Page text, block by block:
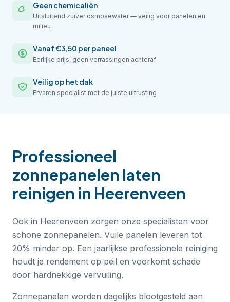
Geen chemicaliën
Uitsluitend zuiver osmosewater — veilig voor panelen en
milieu
Vanaf €3,50 per paneel
Eerlijke prijs, geen verrassingen achteraf
Veilig op het dak
Ervaren specialist met de juiste uitrusting
Professioneel
zonnepanelen laten
reinigen in Heerenveen
Ook in Heerenveen zorgen onze specialisten voor
schone zonnepanelen. Vuile panelen leveren tot
20% minder op. Een jaarlijkse professionele reiniging
houdt je rendement op peil en voorkomt schade
door hardnekkige vervuiling.
Zonnepanelen worden dagelijks blootgesteld aan